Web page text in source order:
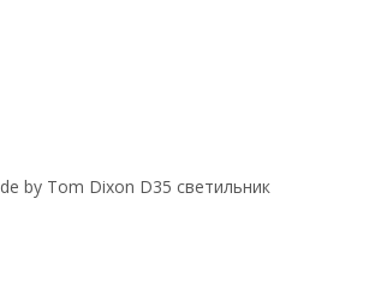
by Tom Dixon D35 светильник